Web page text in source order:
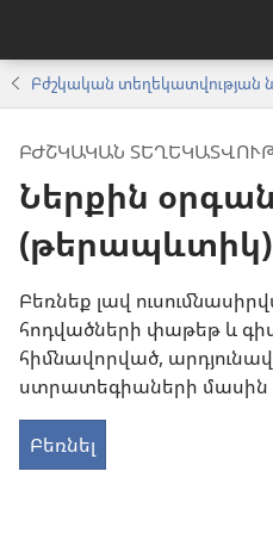
Բժշկական տեղեկատվության
ԲԺՇԿԱԿԱՆ
Ներքին
(թերապևտիկ)
Բեռնեք լավ
հոդվածների փաթեթ և
հիմնավորված,
ստրատեգիաների
Բեռնել